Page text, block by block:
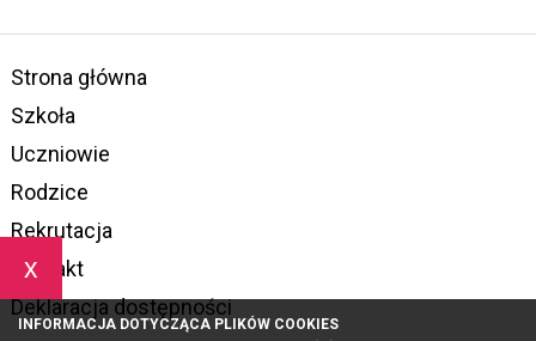
x
INFORMACJA DOTYCZĄCA PLIKÓW COOKIES
Strona główna
Szkoła
Uczniowie
Rodzice
Rekrutacja
Kontakt
Deklaracja dostępności